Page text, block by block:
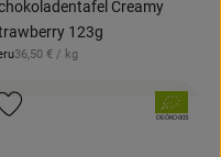
Creamy
123g
, Referenzpreis:
36,50 € / kg
, Verband:
, Kontrollstelle:
DE-ÖKO-005
Produkt zu Favouriten hinzufügen